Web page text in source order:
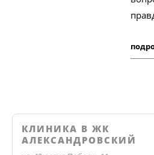
КЛИНИКА В ЖК
АЛЕКСАНДРОВСКИЙ